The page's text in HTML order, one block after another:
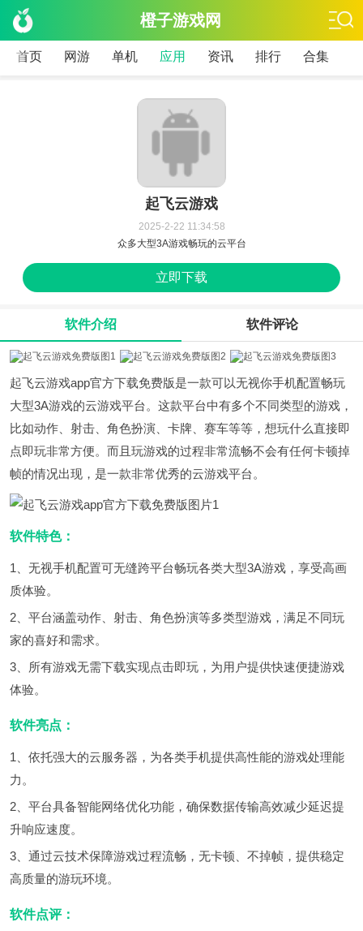
橙子游戏网
首页 网游 单机 应用 资讯 排行 合集
起飞云游戏
2025-2-22 11:34:58
众多大型3A游戏畅玩的云平台
立即下载
软件介绍 软件评论
起飞云游戏app官方下载免费版是一款可以无视你手机配置畅玩
大型3A游戏的云游戏平台。这款平台中有多个不同类型的游戏，
比如动作、射击、角色扮演、卡牌、赛车等等，想玩什么直接即
点即玩非常方便。而且玩游戏的过程非常流畅不会有任何卡顿掉
帧的情况出现，是一款非常优秀的云游戏平台。
软件特色：
1、无视手机配置可无缝跨平台畅玩各类大型3A游戏，享受高画
质体验。
2、平台涵盖动作、射击、角色扮演等多类型游戏，满足不同玩
家的喜好和需求。
3、所有游戏无需下载实现点击即玩，为用户提供快速便捷游戏
体验。
软件亮点：
1、依托强大的云服务器，为各类手机提供高性能的游戏处理能
力。
2、平台具备智能网络优化功能，确保数据传输高效减少延迟提
升响应速度。
3、通过云技术保障游戏过程流畅，无卡顿、不掉帧，提供稳定
高质量的游玩环境。
软件点评：